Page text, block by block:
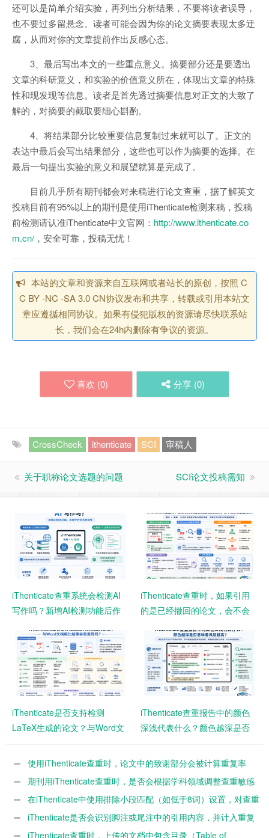
还可以是简单介绍实验，再列出分析结果，不要将读者误导，
也不要过多留悬念。读者可能会因为你的论文摘要表现太多迂
腐，从而对你的文章提前作出反感心态。
3、最后写出本文的一些重点意义。摘要部分还是要透出
文章的科研意义，和实验的价值意义所在，体现出文章的特殊
性和现发现等信息。读者是首先透过摘要信息对正文的大致了
解的，对摘要的截取要细心斟酌。
4、将结果部分比较重要信息复制过来就可以了。正文的
表达中最后会写出结果部分，这些也可以作为摘要的选择。在
最后一句提出实验的意义和展望就算是完成了。
目前几乎所有期刊都会对来稿进行论文查重，据了解英文
投稿目前有95%以上的期刊是使用iThenticate检测来稿，投稿
前检测请认准iThenticate中文官网： http://www.ithenticate.co
m.cn/，安全可靠，投稿无忧！
本站的文章和资源来自互联网或者站长的原创，按照 C
C BY -NC -SA 3.0 CN协议发布和共享，转载或引用本站文
章应遵循相同协议。如果有侵犯版权的资源请尽快联系站
长，我们会在24h内删除有争议的资源。
喜欢 (0) 分享 (0)
CrossCheck ithenticate SCI 审稿人
关于职称论文选题的问题 SCI论文投稿需知
iThenticate查重系统会检测AI
写作吗？新增AI检测功能后作
iThenticate查重时，如果引用
的是已经撤回的论文，会不会
iThenticate是否支持检测
LaTeX生成的论文？与Word文
iThenticate查重报告中的颜色
深浅代表什么？颜色越深是否
使用iThenticate查重时，论文中的致谢部分会被计算重复率
吗？期刊用iThenticate查重时，是否会根据学科领域调整查重敏感
度？在iThenticate中使用排除小段匹配（如低于8词）设置，对查重
结果影响有多大？
iThenticate是否会识别脚注或尾注中的引用内容，并计入重复
率？iThenticate查重时，上传的文档中包含目录（Table of